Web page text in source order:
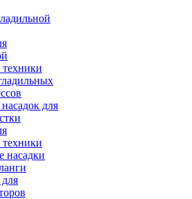
техники
для
техники
насадки